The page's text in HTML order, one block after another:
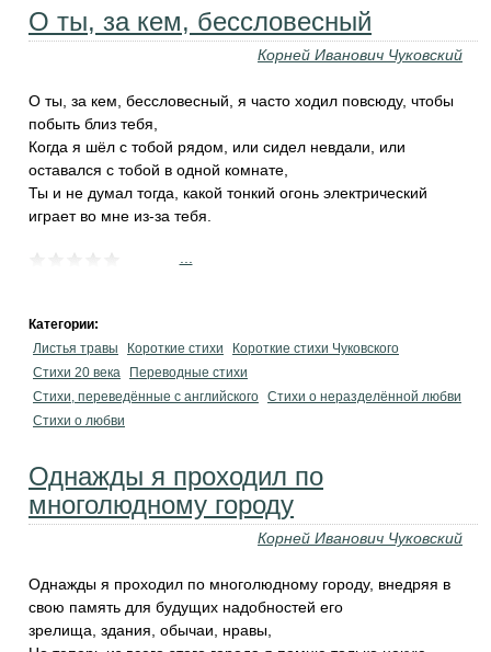
О ты, за кем, бессловесный
Корней Иванович Чуковский
О ты, за кем, бессловесный, я часто ходил повсюду, чтобы
побыть близ тебя,
Когда я шёл с тобой рядом, или сидел невдали, или
оставался с тобой в одной комнате,
Ты и не думал тогда, какой тонкий огонь электрический
играет во мне из-за тебя.
Категории:
Листья травы
Короткие стихи
Короткие стихи Чуковского
Стихи 20 века
Переводные стихи
Стихи, переведённые с английского Стихи о неразделённой любви
Стихи о любви
Однажды я проходил по
многолюдному городу
Корней Иванович Чуковский
Однажды я проходил по многолюдному городу, внедряя в
свою память для будущих надобностей его
зрелища, здания, обычаи, нравы,